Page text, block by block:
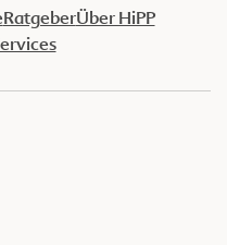
RatgeberÜber HiPP